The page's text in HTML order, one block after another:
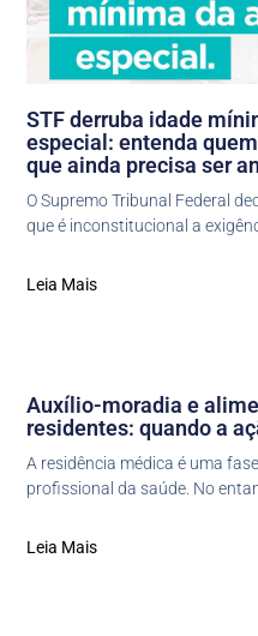
STF derruba idade
especial: entenda
que ainda precisa ser
O Supremo Tribunal Federal
que é inconstitucional a
Leia Mais
Auxílio-moradia e
residentes: quando a
A residência médica é uma
profissional da saúde. No
Leia Mais